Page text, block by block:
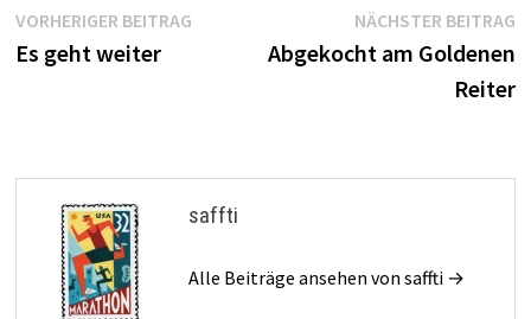
Beitragsnavigation
VORHERIGER BEITRAGVorheriger
Es geht weiter
NÄCHSTER BEITRAG
Abgekocht am Goldenen
Reiter
saffti
Alle Beiträge ansehen von saffti →